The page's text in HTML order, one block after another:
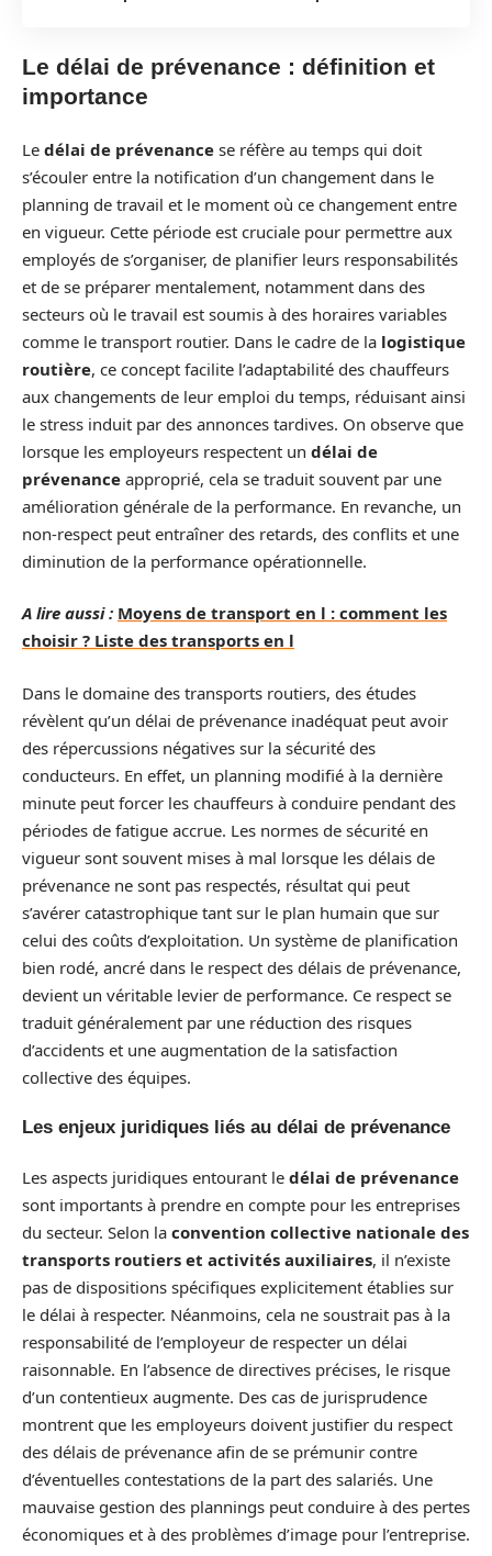
Le délai de prévenance : définition et
importance
Le délai de prévenance se réfère au temps qui doit
s’écouler entre la notification d’un changement dans le
planning de travail et le moment où ce changement entre
en vigueur. Cette période est cruciale pour permettre aux
employés de s’organiser, de planifier leurs responsabilités
et de se préparer mentalement, notamment dans des
secteurs où le travail est soumis à des horaires variables
comme le transport routier. Dans le cadre de la logistique
routière, ce concept facilite l’adaptabilité des chauffeurs
aux changements de leur emploi du temps, réduisant ainsi
le stress induit par des annonces tardives. On observe que
lorsque les employeurs respectent un délai de
prévenance approprié, cela se traduit souvent par une
amélioration générale de la performance. En revanche, un
non-respect peut entraîner des retards, des conflits et une
diminution de la performance opérationnelle.
A lire aussi : Moyens de transport en l : comment les
choisir ? Liste des transports en l
Dans le domaine des transports routiers, des études
révèlent qu’un délai de prévenance inadéquat peut avoir
des répercussions négatives sur la sécurité des
conducteurs. En effet, un planning modifié à la dernière
minute peut forcer les chauffeurs à conduire pendant des
périodes de fatigue accrue. Les normes de sécurité en
vigueur sont souvent mises à mal lorsque les délais de
prévenance ne sont pas respectés, résultat qui peut
s’avérer catastrophique tant sur le plan humain que sur
celui des coûts d’exploitation. Un système de planification
bien rodé, ancré dans le respect des délais de prévenance,
devient un véritable levier de performance. Ce respect se
traduit généralement par une réduction des risques
d’accidents et une augmentation de la satisfaction
collective des équipes.
Les enjeux juridiques liés au délai de prévenance
Les aspects juridiques entourant le délai de prévenance
sont importants à prendre en compte pour les entreprises
du secteur. Selon la convention collective nationale des
transports routiers et activités auxiliaires, il n’existe
pas de dispositions spécifiques explicitement établies sur
le délai à respecter. Néanmoins, cela ne soustrait pas à la
responsabilité de l’employeur de respecter un délai
raisonnable. En l’absence de directives précises, le risque
d’un contentieux augmente. Des cas de jurisprudence
montrent que les employeurs doivent justifier du respect
des délais de prévenance afin de se prémunir contre
d’éventuelles contestations de la part des salariés. Une
mauvaise gestion des plannings peut conduire à des pertes
économiques et à des problèmes d’image pour l’entreprise.